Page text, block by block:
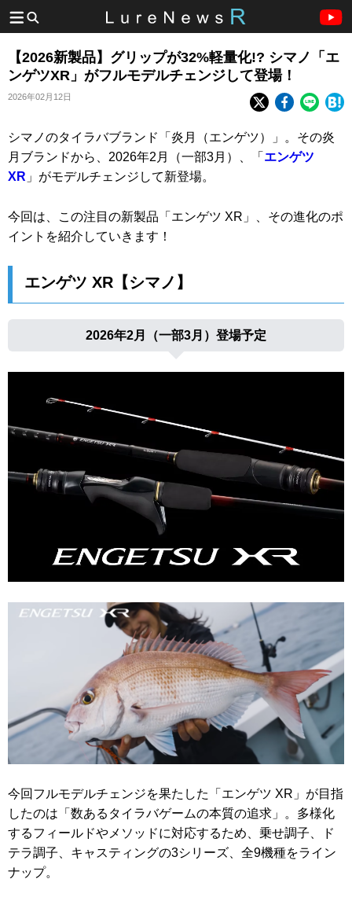
【2026新製品】グリップが32%軽量化!? シマノ「エ
ンゲツXR」がフルモデルチェンジして登場！
2026年02月12日
シマノのタイラバブランド「炎月（エンゲツ）」。その炎
月ブランドから、2026年2月（一部3月）、「 エンゲツ
XR 」がモデルチェンジして新登場。
今回は、この注目の新製品「エンゲツ XR」、その進化のポ
イントを紹介していきます！
エンゲツ XR【シマノ】
2026年2月（一部3月）登場予定
今回フルモデルチェンジを果たした「エンゲツ XR」が目指
したのは「数あるタイラバゲームの本質の追求」。多様化
するフィールドやメソッドに対応するため、乗せ調子、ド
テラ調子、キャスティングの3シリーズ、全9機種をライン
ナップ。